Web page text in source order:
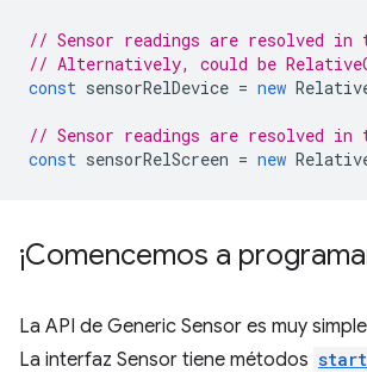
// Sensor readings are resolved in
// Alternatively, could be
const sensorRelDevice = new
// Sensor readings are resolved in
const sensorRelScreen = new
¡Comencemos a
La API de Generic Sensor es muy
La interfaz Sensor tiene métodos